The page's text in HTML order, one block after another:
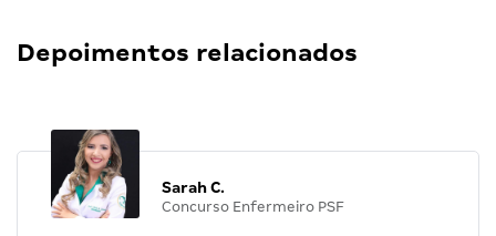
Depoimentos relacionados
Sarah C.
Concurso Enfermeiro PSF